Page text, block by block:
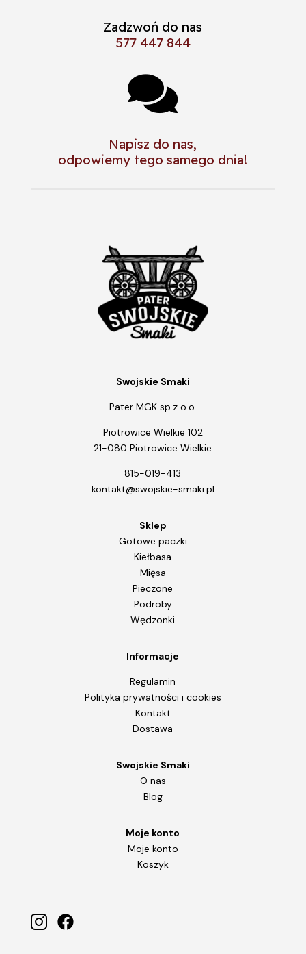
Zadzwoń do nas
577 447 844

Napisz do nas,
odpowiemy tego samego dnia!
Swojskie Smaki
Pater MGK sp.z o.o.
Piotrowice Wielkie 102
21-080 Piotrowice Wielkie
815-019-413
kontakt@swojskie-smaki.pl
Sklep
Gotowe paczki
Kiełbasa
Mięsa
Pieczone
Podroby
Wędzonki
Informacje
Regulamin
Polityka prywatności i cookies
Kontakt
Dostawa
Swojskie Smaki
O nas
Blog
Moje konto
Moje konto
Koszyk